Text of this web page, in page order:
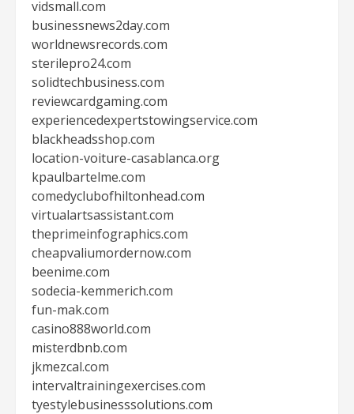
vidsmall.com
businessnews2day.com
worldnewsrecords.com
sterilepro24.com
solidtechbusiness.com
reviewcardgaming.com
experiencedexpertstowingservice.com
blackheadsshop.com
location-voiture-casablanca.org
kpaulbartelme.com
comedyclubofhiltonhead.com
virtualartsassistant.com
theprimeinfographics.com
cheapvaliumordernow.com
beenime.com
sodecia-kemmerich.com
fun-mak.com
casino888world.com
misterdbnb.com
jkmezcal.com
intervaltrainingexercises.com
tyestylebusinesssolutions.com